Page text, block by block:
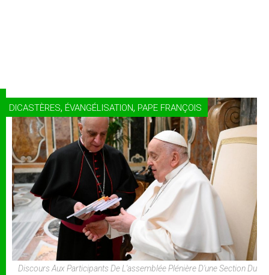
DICASTÈRES, ÉVANGÉLISATION, PAPE FRANÇOIS
Discours Aux Participants De L'assemblée Plénière D'une Section Du